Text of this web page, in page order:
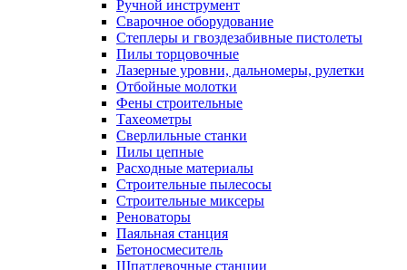
Ручной инструмент
Сварочное оборудование
Степлеры и гвоздезабивные пистолеты
Пилы торцовочные
Лазерные уровни, дальномеры, рулетки
Отбойные молотки
Фены строительные
Тахеометры
Сверлильные станки
Пилы цепные
Расходные материалы
Строительные пылесосы
Строительные миксеры
Реноваторы
Паяльная станция
Бетоносмеситель
Шпатлевочные станции